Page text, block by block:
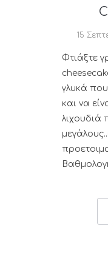
15
Φτιάξτε
γλυκά
και να
λιχουδιά